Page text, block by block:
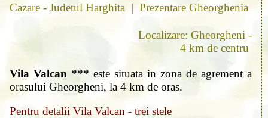
Cazare - Judetul Harghita | Prezentare Gheorghenia
Localizare: Gheorgheni -
4 km de centru
Vila Valcan *** este situata in zona de agrement a
orasului Gheorgheni, la 4 km de oras.
Pentru detalii Vila Valcan - trei stele